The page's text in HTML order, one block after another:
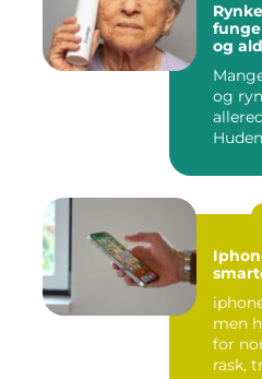
og
og
Iphone 14
men
for
rask,